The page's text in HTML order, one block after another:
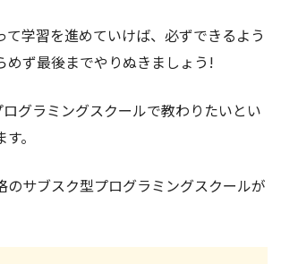
て学習を進めていけば、必ずできるよう
めず最後までやりぬきましょう!
グラミングスクールで教わりたいとい
。
のサブスク型プログラミングスクールが